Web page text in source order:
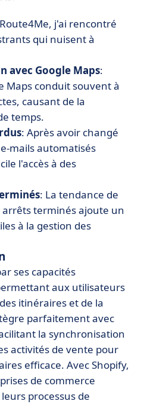
j'ai rencontré
qui nuisent à
avec Google Maps:
Maps conduit souvent à
causant de la
temps.
: Après avoir changé
mails automatisés
l'accès à des
: La tendance de
terminés ajoute un
à la gestion des
ses capacités
aux utilisateurs
itinéraires et de la
parfaitement avec
la synchronisation
activités de vente pour
efficace. Avec Shopify,
de commerce
processus de